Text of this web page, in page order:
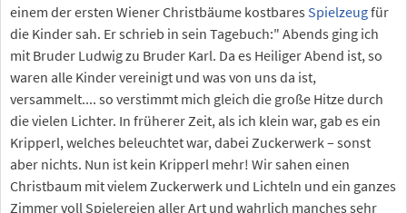
einem der ersten Wiener Christbäume kostbares Spielzeugfür
die Kinder sah. Er schrieb in sein Tagebuch:" Abends ging ich
mit Bruder Ludwig zu Bruder Karl. Da es Heiliger Abend ist, so
waren alle Kinder vereinigt und was von uns da ist,
versammelt.... so verstimmt mich gleich die große Hitze durch
die vielen Lichter. In früherer Zeit, als ich klein war, gab es ein
Kripperl, welches beleuchtet war, dabei Zuckerwerk – sonst
aber nichts. Nun ist kein Kripperl mehr! Wir sahen einen
Christbaum mit vielem Zuckerwerk und Lichteln und ein ganzes
Zimmer voll Spielereien aller Art und wahrlich manches sehr